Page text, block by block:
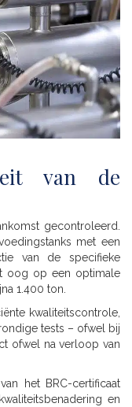
van de
gecontroleerd.
met een
van de specifieke
oog op een optimale
1.400 ton.
kwaliteitscontrole,
tests – ofwel bij
ofwel na verloop van
het BRC-certificaat
en